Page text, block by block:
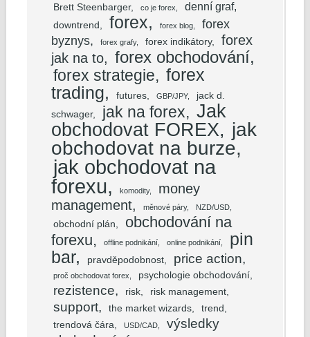
Brett Steenbarger co je forex denní graf
downtrend forex forex blog
forex
byznys
forex grafy forex indikátory
forex
jak na to
forex obchodování
forex strategie
forex
trading
futures GBP/JPY
jack d.
schwager
jak na forex
Jak
obchodovat FOREX
jak
obchodovat na burze
jak obchodovat na
forexu
komodity
money
management
měnové páry NZD/USD
obchodní plán
obchodování na
forexu
offline podnikání online podnikání
pin
bar
pravděpodobnost price action
proč obchodovat forex psychologie obchodování
rezistence risk risk management
support the market wizards
trend
trendová čára
USD/CAD
výsledky